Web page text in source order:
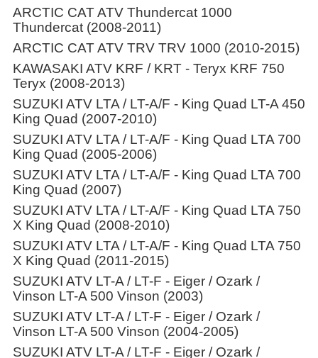
ARCTIC CAT ATV Thundercat 1000
Thundercat (2008-2011)
ARCTIC CAT ATV TRV TRV 1000 (2010-2015)
KAWASAKI ATV KRF / KRT - Teryx KRF 750
Teryx (2008-2013)
SUZUKI ATV LTA / LT-A/F - King Quad LT-A 450
King Quad (2007-2010)
SUZUKI ATV LTA / LT-A/F - King Quad LTA 700
King Quad (2005-2006)
SUZUKI ATV LTA / LT-A/F - King Quad LTA 700
King Quad (2007)
SUZUKI ATV LTA / LT-A/F - King Quad LTA 750
X King Quad (2008-2010)
SUZUKI ATV LTA / LT-A/F - King Quad LTA 750
X King Quad (2011-2015)
SUZUKI ATV LT-A / LT-F - Eiger / Ozark /
Vinson LT-A 500 Vinson (2003)
SUZUKI ATV LT-A / LT-F - Eiger / Ozark /
Vinson LT-A 500 Vinson (2004-2005)
SUZUKI ATV LT-A / LT-F - Eiger / Ozark /